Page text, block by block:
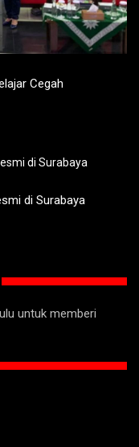
Cegah
di Surabaya
untuk memberi